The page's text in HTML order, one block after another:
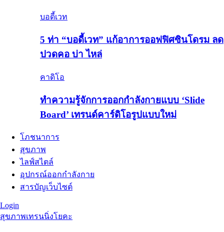
บอดี้เวท
5 ท่า “บอดี้เวท” แก้อาการออฟฟิศซินโดรม ลด
ปวดคอ บ่า ไหล่
คาดิโอ
ทำความรู้จักการออกกำลังกายแบบ ‘Slide
Board’ เทรนด์คาร์ดิโอรูปแบบใหม่
โภชนาการ
สุขภาพ
ไลฟ์สไตล์
อุปกรณ์ออกกำลังกาย
สารบัญเว็บไซต์
Login
สุขภาพเทรนนิ่งโยคะ